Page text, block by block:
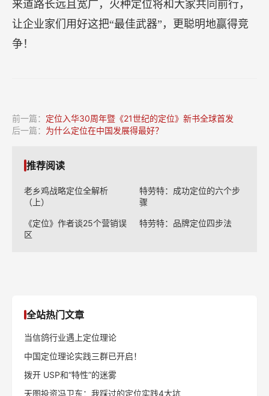
来道路长远且宽广，火种定位将和大家共同前行，
让企业家们用好这把“最佳武器”，更聪明地赢得竞
争！
前一篇： 定位入华30周年暨《21世纪的定位》新书全球首发
后一篇： 为什么定位在中国发展得最好？
推荐阅读
老乡鸡战略定位全解析
（上）
特劳特：成功定位的六个步
骤
《定位》作者谈25个营销误
区
特劳特：品牌定位四步法
全站热门文章
当信鸽行业遇上定位理论
中国定位理论实践三群已开启！
拨开 USP和“特性”的迷雾
天图投资冯卫东：我踩过的定位实践4大坑